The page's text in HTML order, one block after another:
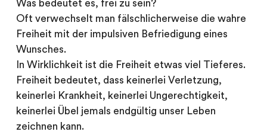
Was bedeutet es, frei zu sein?
Oft verwechselt man fälschlicherweise die wahre
Freiheit mit der impulsiven Befriedigung eines
Wunsches.
In Wirklichkeit ist die Freiheit etwas viel Tieferes.
Freiheit bedeutet, dass keinerlei Verletzung,
keinerlei Krankheit, keinerlei Ungerechtigkeit,
keinerlei Übel jemals endgültig unser Leben
zeichnen kann.